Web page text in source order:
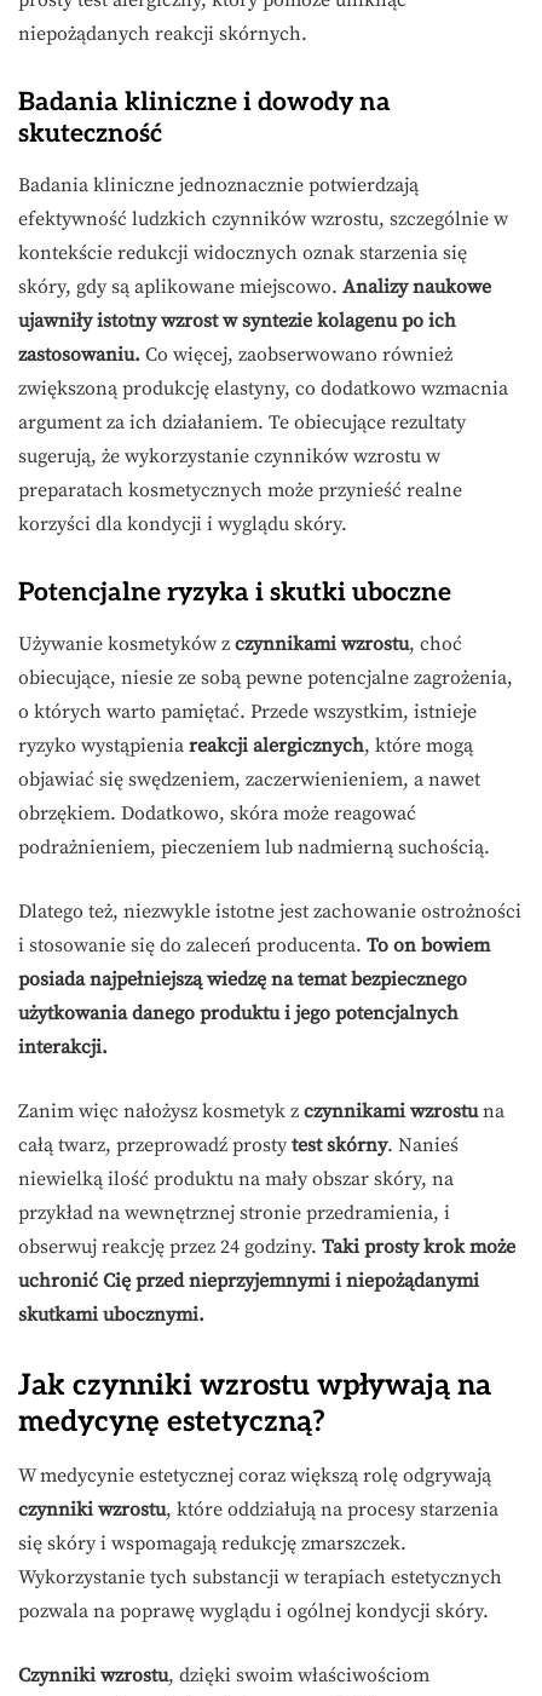
niepożądanych reakcji skórnych.
Badania kliniczne i dowody na
skuteczność
Badania kliniczne jednoznacznie potwierdzają
efektywność ludzkich czynników wzrostu, szczególnie w
kontekście redukcji widocznych oznak starzenia się
skóry, gdy są aplikowane miejscowo. Analizy naukowe
ujawniły istotny wzrost w syntezie kolagenu po ich
zastosowaniu. Co więcej, zaobserwowano również
zwiększoną produkcję elastyny, co dodatkowo wzmacnia
argument za ich działaniem. Te obiecujące rezultaty
sugerują, że wykorzystanie czynników wzrostu w
preparatach kosmetycznych może przynieść realne
korzyści dla kondycji i wyglądu skóry.
Potencjalne ryzyka i skutki uboczne
Używanie kosmetyków z czynnikami wzrostu, choć
obiecujące, niesie ze sobą pewne potencjalne zagrożenia,
o których warto pamiętać. Przede wszystkim, istnieje
ryzyko wystąpienia reakcji alergicznych, które mogą
objawiać się swędzeniem, zaczerwienieniem, a nawet
obrzękiem. Dodatkowo, skóra może reagować
podrażnieniem, pieczeniem lub nadmierną suchością.
Dlatego też, niezwykle istotne jest zachowanie ostrożności
i stosowanie się do zaleceń producenta. To on bowiem
posiada najpełniejszą wiedzę na temat bezpiecznego
użytkowania danego produktu i jego potencjalnych
interakcji.
Zanim więc nałożysz kosmetyk z czynnikami wzrostuna
całą twarz, przeprowadź prosty test skórny. Nanieś
niewielką ilość produktu na mały obszar skóry, na
przykład na wewnętrznej stronie przedramienia, i
obserwuj reakcję przez 24 godziny. Taki prosty krok może
uchronić Cię przed nieprzyjemnymi i niepożądanymi
skutkami ubocznymi.
Jak czynniki wzrostu wpływają na
medycynę estetyczną?
W medycynie estetycznej coraz większą rolę odgrywają
czynniki wzrostu, które oddziałują na procesy starzenia
się skóry i wspomagają redukcję zmarszczek.
Wykorzystanie tych substancji w terapiach estetycznych
pozwala na poprawę wyglądu i ogólnej kondycji skóry.
Czynniki wzrostu, dzięki swoim właściwościom